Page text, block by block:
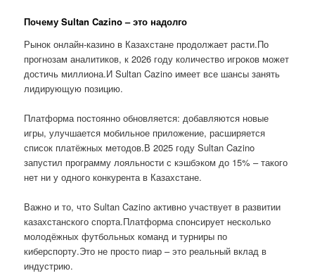
Почему Sultan Cazino – это надолго
Рынок онлайн-казино в Казахстане продолжает расти.По
прогнозам аналитиков, к 2026 году количество игроков может
достичь миллиона.И Sultan Cazino имеет все шансы занять
лидирующую позицию.
Платформа постоянно обновляется: добавляются новые
игры, улучшается мобильное приложение, расширяется
список платёжных методов.В 2025 году Sultan Cazino
запустил программу лояльности с кэшбэком до 15% – такого
нет ни у одного конкурента в Казахстане.
Важно и то, что Sultan Cazino активно участвует в развитии
казахстанского спорта.Платформа спонсирует несколько
молодёжных футбольных команд и турниры по
киберспорту.Это не просто пиар – это реальный вклад в
индустрию.